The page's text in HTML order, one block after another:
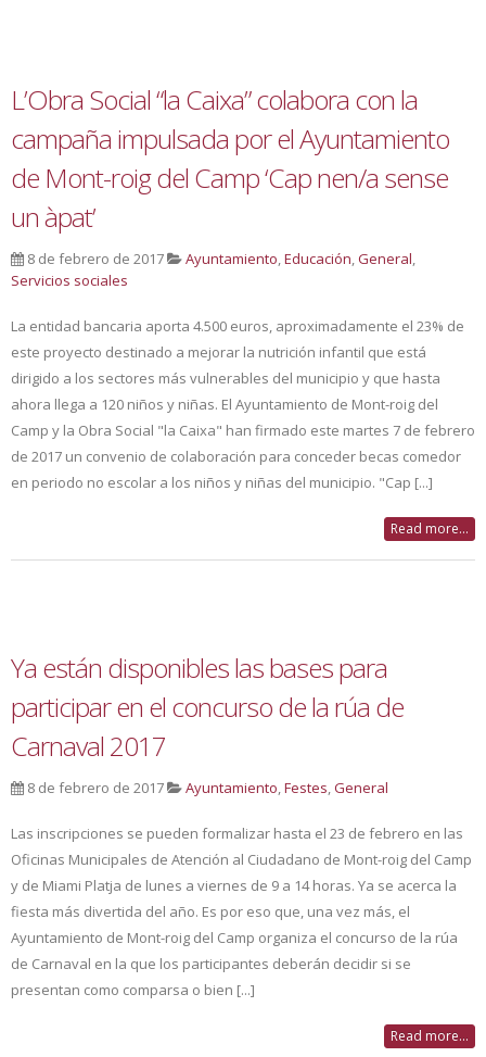
L’Obra Social “la Caixa” colabora con la
campaña impulsada por el Ayuntamiento
de Mont-roig del Camp ‘Cap nen/a sense
un àpat’
8 de febrero de 2017 Ayuntamiento,Educación,General,
Servicios sociales
La entidad bancaria aporta 4.500 euros, aproximadamente el 23% de
este proyecto destinado a mejorar la nutrición infantil que está
dirigido a los sectores más vulnerables del municipio y que hasta
ahora llega a 120 niños y niñas. El Ayuntamiento de Mont-roig del
Camp y la Obra Social "la Caixa" han firmado este martes 7 de febrero
de 2017 un convenio de colaboración para conceder becas comedor
en periodo no escolar a los niños y niñas del municipio. "Cap [...]
Read more...
Ya están disponibles las bases para
participar en el concurso de la rúa de
Carnaval 2017
8 de febrero de 2017 Ayuntamiento,Festes,General
Las inscripciones se pueden formalizar hasta el 23 de febrero en las
Oficinas Municipales de Atención al Ciudadano de Mont-roig del Camp
y de Miami Platja de lunes a viernes de 9 a 14 horas. Ya se acerca la
fiesta más divertida del año. Es por eso que, una vez más, el
Ayuntamiento de Mont-roig del Camp organiza el concurso de la rúa
de Carnaval en la que los participantes deberán decidir si se
presentan como comparsa o bien [...]
Read more...